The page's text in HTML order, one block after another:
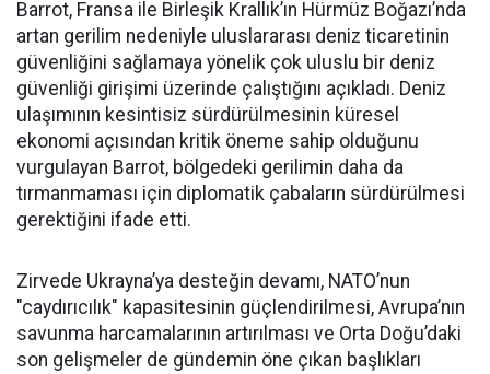
Barrot, Fransa ile Birleşik Krallık’ın Hürmüz Boğazı’nda
artan gerilim nedeniyle uluslararası deniz ticaretinin
güvenliğini sağlamaya yönelik çok uluslu bir deniz
güvenliği girişimi üzerinde çalıştığını açıkladı. Deniz
ulaşımının kesintisiz sürdürülmesinin küresel
ekonomi açısından kritik öneme sahip olduğunu
vurgulayan Barrot, bölgedeki gerilimin daha da
tırmanmaması için diplomatik çabaların sürdürülmesi
gerektiğini ifade etti.
Zirvede Ukrayna’ya desteğin devamı, NATO’nun
"caydırıcılık" kapasitesinin güçlendirilmesi, Avrupa’nın
savunma harcamalarının artırılması ve Orta Doğu’daki
son gelişmeler de gündemin öne çıkan başlıkları